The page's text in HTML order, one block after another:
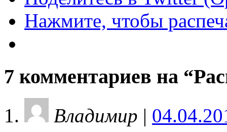
Нажмите, чтобы
7 комментариев на “
Владимир |